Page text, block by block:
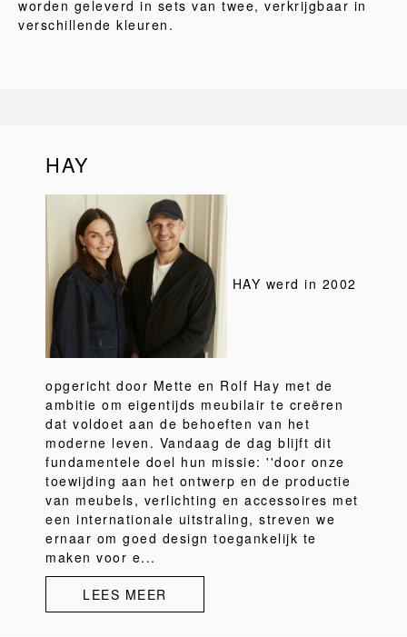
worden geleverd in sets van twee, verkrijgbaar in
verschillende kleuren.
HAY
HAY werd in 2002
opgericht door Mette en Rolf Hay met de
ambitie om eigentijds meubilair te creëren
dat voldoet aan de behoeften van het
moderne leven. Vandaag de dag blijft dit
fundamentele doel hun missie: ''door onze
toewijding aan het ontwerp en de productie
van meubels, verlichting en accessoires met
een internationale uitstraling, streven we
ernaar om goed design toegankelijk te
maken voor e...
LEES MEER